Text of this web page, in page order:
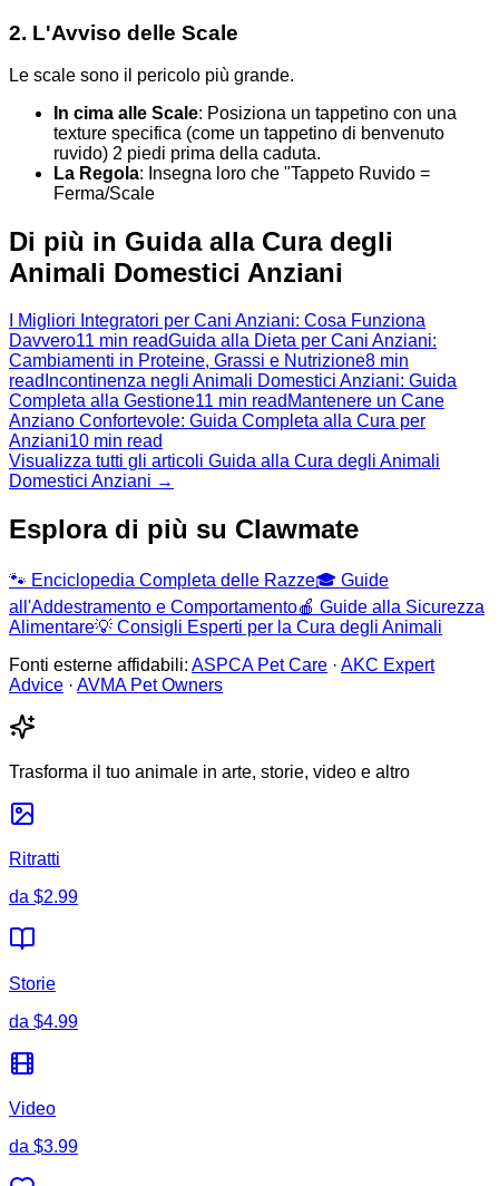
2. L'Avviso delle Scale
Le scale sono il pericolo più grande.
In cima alle Scale: Posiziona un tappetino con una
texture specifica (come un tappetino di benvenuto
ruvido) 2 piedi prima della caduta.
La Regola: Insegna loro che "Tappeto Ruvido =
Ferma/Scale
Di più in Guida alla Cura degli
Animali Domestici Anziani
I Migliori Integratori per Cani Anziani: Cosa Funziona
Davvero11 min readGuida alla Dieta per Cani Anziani:
Cambiamenti in Proteine, Grassi e Nutrizione8 min
read Incontinenza negli Animali Domestici Anziani: Guida
Completa alla Gestione11 min read Mantenere un Cane
Anziano Confortevole: Guida Completa alla Cura per
Anziani10 min read
Visualizza tutti gli articoli Guida alla Cura degli Animali
Domestici Anziani →
Esplora di più su Clawmate
🐾 Enciclopedia Completa delle Razze🎓 Guide
all'Addestramento e Comportamento🍎 Guide alla Sicurezza
Alimentare💡 Consigli Esperti per la Cura degli Animali
Fonti esterne affidabili: ASPCA Pet Care · AKC Expert
Advice · AVMA Pet Owners
Trasforma il tuo animale in arte, storie, video e altro
Ritratti
da $2.99
Storie
da $4.99
Video
da $3.99